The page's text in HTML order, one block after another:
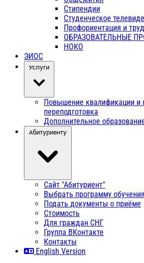
Стипендии
Студенческое
Профориентация и
ОБРАЗОВАТЕЛЬНЫЕ
НОКО
ЭИОС
Услуги
Повышение квалификации и
переподготовка
Дополнительное
Абитуриенту
Сайт "Абитуриент"
Выбрать программу обучения
Подать документы о приёме
Стоимость
Для граждан СНГ
Группа ВКонтакте
Контакты
English Version